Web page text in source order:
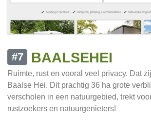
#7 BAALSEHEI
Ruimte, rust en vooral veel privacy. Dat
Baalse Hei. Dit prachtig 36 ha grote
verscholen in een natuurgebied, trekt
rustzoekers en natuurgenieters!